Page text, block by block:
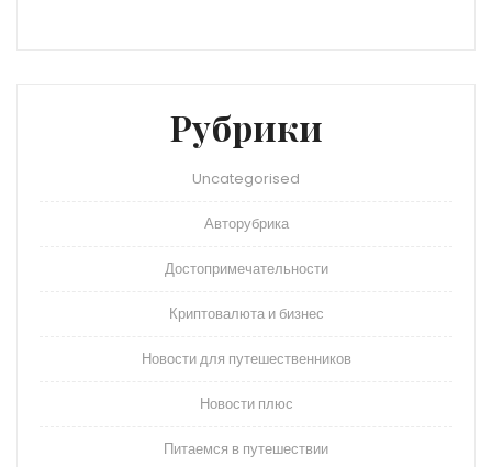
Рубрики
Uncategorised
Авторубрика
Достопримечательности
Криптовалюта и бизнес
Новости для путешественников
Новости плюс
Питаемся в путешествии